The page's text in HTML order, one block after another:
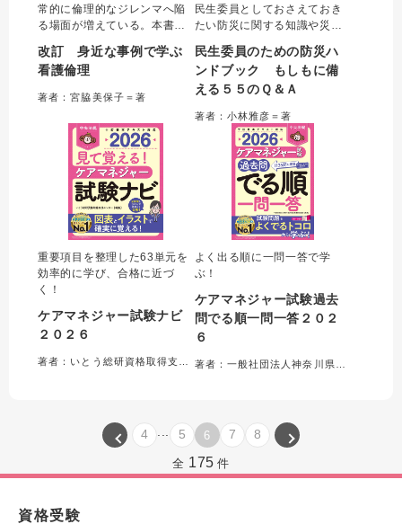
常的に倫理的なジレンマへ陥
る場面が増えている。本書は
のか」と思い悩む看護師や看
護学生に倫理的な考え方・行
動を教えてくれる一冊。 患者
の高齢化や医療技術の進歩に
伴う法的・倫理的変化に対応
した改訂版。
改訂 身近な事例で学ぶ
看護倫理
著者：宮脇美保子＝著
民生委員としておさえておき
たい防災に関する知識や災害
いをもとに解説する。防災や
災害時の取り組み、災害時に
特に配慮を必要とする人への
し、もしもに備える一冊。
民生委員のための防災ハ
ンドブック もしもに備
える５５のＱ＆Ａ
著者：小林雅彦＝著
重要項目を整理した63単元を
効率的に学び、合格に近づ
く！
ケアマネジャー試験ナビ
２０２６
よく出る順に一問一答で学
ぶ！
ケアマネジャー試験過去
問でる順一問一答２０２
６
4 5 6 7 8
全 175 件
資格受験